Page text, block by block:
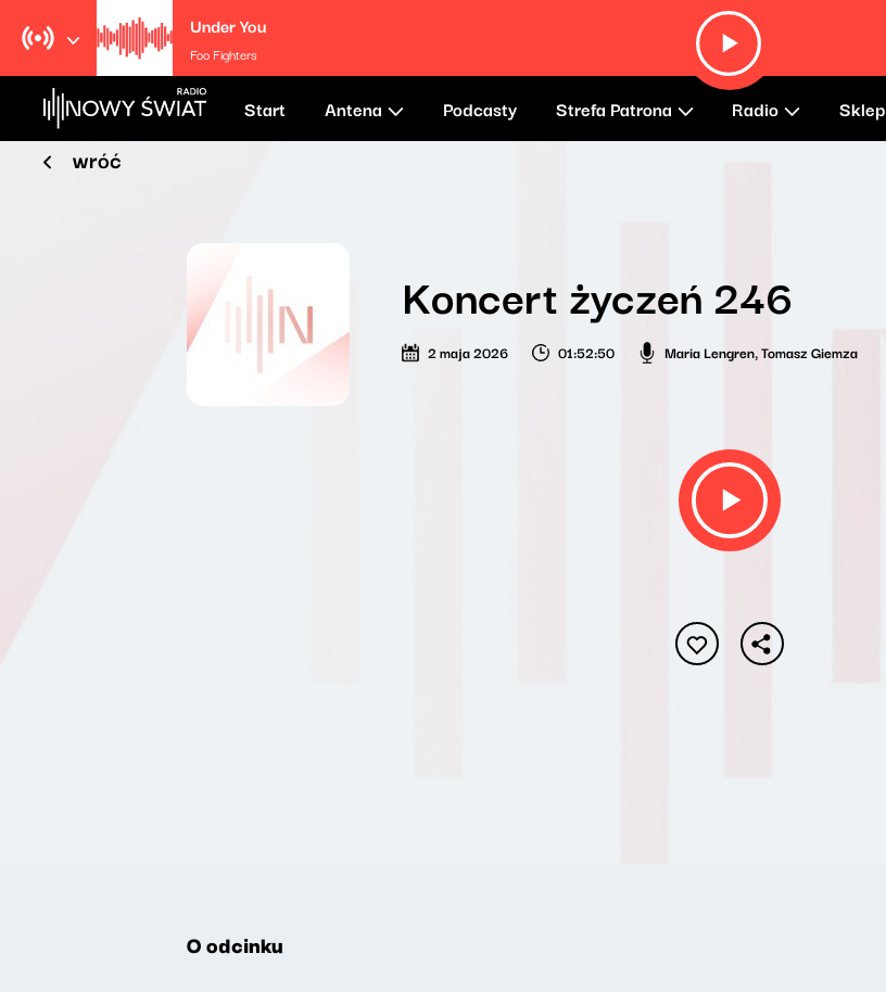
Under You
Foo Fighters
Start Antena Podcasty Strefa Patrona Radio Sklep
wróć
Koncert życzeń 246
2 maja 2026 01:52:50 Maria Lengren,Tomasz Giemza
O odcinku